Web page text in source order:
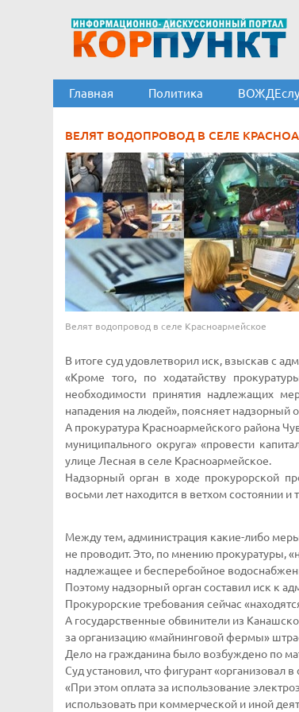
Главная Политика
ВЕЛЯТ ВОДОПРОВОД В СЕЛЕ
Велят водопровод в селе Красноармейское
В итоге суд удовлетворил иск, взыскав с
«Кроме того, по ходатайству
необходимости принятия надлежащих
нападения на людей», поясняет надзорный
А прокуратура Красноармейского района
муниципального округа» «провести
улице Лесная в селе Красноармейское.
Надзорный орган в ходе прокурорской
восьми лет находится в ветхом состоянии
Между тем, администрация какие-либо
не проводит. Это, по мнению прокуратуры,
надлежащее и бесперебойное
Поэтому надзорный орган составил иск к
Прокурорские требования сейчас
А государственные обвинители из
за организацию «майнинговой фермы»
Дело на гражданина было возбуждено по
Суд установил, что фигурант «организовал
«При этом оплата за использование
использовать при коммерческой и иной